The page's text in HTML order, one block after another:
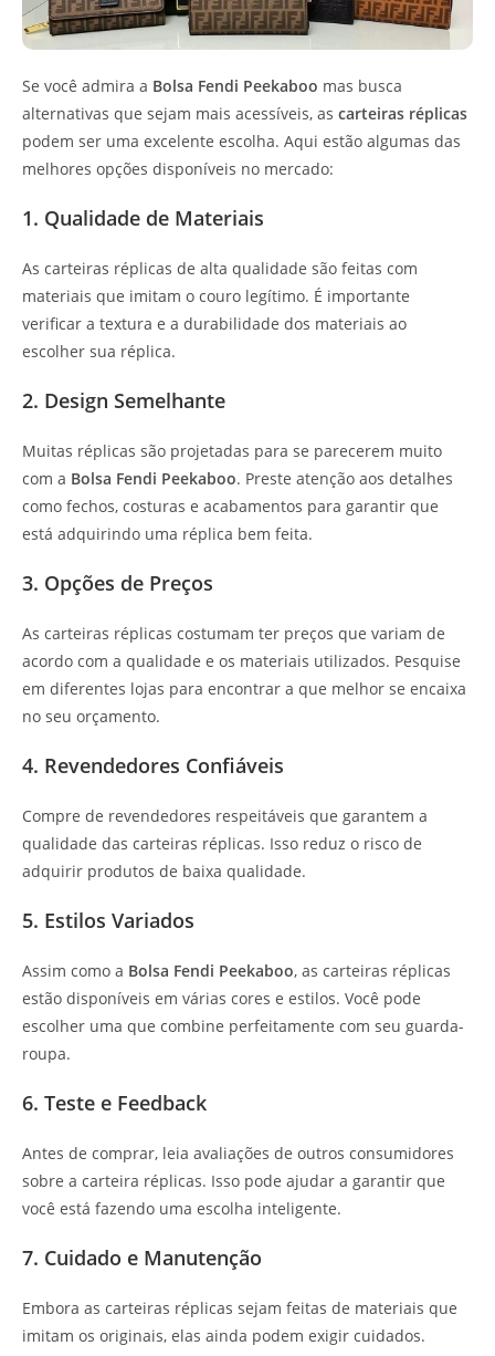
Se você admira a Bolsa Fendi Peekaboo mas busca
alternativas que sejam mais acessíveis, as carteiras réplicas
podem ser uma excelente escolha. Aqui estão algumas das
melhores opções disponíveis no mercado:
1. Qualidade de Materiais
As carteiras réplicas de alta qualidade são feitas com
materiais que imitam o couro legítimo. É importante
verificar a textura e a durabilidade dos materiais ao
escolher sua réplica.
2. Design Semelhante
Muitas réplicas são projetadas para se parecerem muito
com a Bolsa Fendi Peekaboo. Preste atenção aos detalhes
como fechos, costuras e acabamentos para garantir que
está adquirindo uma réplica bem feita.
3. Opções de Preços
As carteiras réplicas costumam ter preços que variam de
acordo com a qualidade e os materiais utilizados. Pesquise
em diferentes lojas para encontrar a que melhor se encaixa
no seu orçamento.
4. Revendedores Confiáveis
Compre de revendedores respeitáveis que garantem a
qualidade das carteiras réplicas. Isso reduz o risco de
adquirir produtos de baixa qualidade.
5. Estilos Variados
Assim como a Bolsa Fendi Peekaboo, as carteiras réplicas
estão disponíveis em várias cores e estilos. Você pode
escolher uma que combine perfeitamente com seu guarda-
roupa.
6. Teste e Feedback
Antes de comprar, leia avaliações de outros consumidores
sobre a carteira réplicas. Isso pode ajudar a garantir que
você está fazendo uma escolha inteligente.
7. Cuidado e Manutenção
Embora as carteiras réplicas sejam feitas de materiais que
imitam os originais, elas ainda podem exigir cuidados.